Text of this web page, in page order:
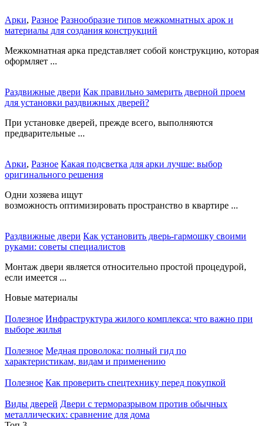
Арки, Разное Разнообразие типов межкомнатных арок и
материалы для создания конструкций
Межкомнатная арка представляет собой конструкцию, которая
оформляет ...
Раздвижные двери Как правильно замерить дверной проем
для установки раздвижных дверей?
При установке дверей, прежде всего, выполняются
предварительные ...
Арки, Разное Какая подсветка для арки лучше: выбор
оригинального решения
Одни хозяева ищут
возможность оптимизировать пространство в квартире ...
Раздвижные двери Как установить дверь-гармошку своими
руками: советы специалистов
Монтаж двери является относительно простой процедурой,
если имеется ...
Новые материалы
Полезное Инфраструктура жилого комплекса: что важно при
выборе жилья
Полезное Медная проволока: полный гид по
характеристикам, видам и применению
Полезное Как проверить спецтехнику перед покупкой
Виды дверей Двери с терморазрывом против обычных
металлических: сравнение для дома